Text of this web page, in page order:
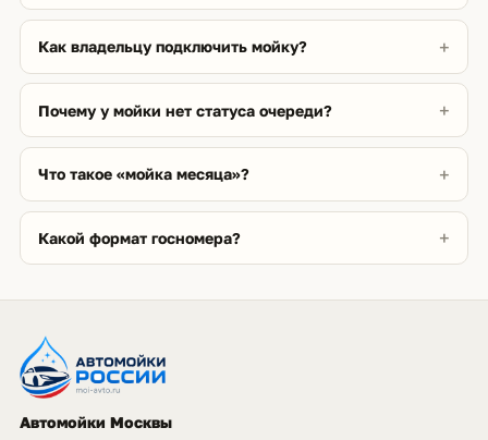
Как владельцу подключить мойку?
Почему у мойки нет статуса очереди?
Что такое «мойка месяца»?
Какой формат госномера?
Автомойки Москвы